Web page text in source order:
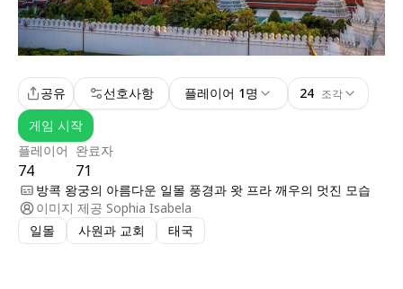
플레이어
74
완료자
71
공유 선호사항 플레이어 1명 24 조각
게임 시작
방콕 왕궁의 아름다운 일몰 풍경과 왓 프라 깨우의 멋진 모습
이미지 제공 Sophia Isabela
일몰
사원과 교회 태국